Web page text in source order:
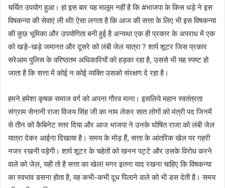
चर्चित उपयोग हुआ। हां इस बार यह मालूम नहीं है कि #भाजपा के किस धड़े ने इस
विषकन्या की सेवाएं ली थी! ऐसा लगता है कि आज की सत्ता के लिए भी इस विषकन्या
की कुछ भूमिका और उपयोगिता बनी हुई है अन्यथा एक ही प्रकार के अपराध में एक
को खड़े-खड़े जमानत और दूसरे को लंबी जेल यात्रा ? शार्प शूटर जिस प्रकार
सरेआम पुलिस के वरिष्ठतम अधिकारियों को हड़का रहा है, उससे भी यह स्पष्ट हो
जाता है कि सत्ता में कोई न कोई व्यक्ति उसको संरक्षण दे रहा है।
हमने हमेशा कृषक समाज वर्ग को अपना गौरव माना। इसलिये महान स्वतंत्रता
संग्राम सेनानी राजा विजय सिंह जी का नाम लेकर सात लोगों को मंत्री पद जिनमें
से तीन को कैबिनेट स्तर दिया और आज भाजपा ने उनके घोषित राजा को लंबी जेल
यात्रा देकर आईना दिखाया है। समय के मोड़ हैं, सत्ता के आंतरिक खेल पर गहरी
नजर रखनी पड़ेगी। शार्प शूटर के चहेतों को खनन पट्टे और उसके विरोध करने
वाले को जेल, यही तो है सत्ता का खेल! मगर इतना याद रखना चाहिए कि विषकन्या
का स्वभाव डसना होता है, वह कभी-कभी दूध पिलाने वाले को भी डस देती है। समय